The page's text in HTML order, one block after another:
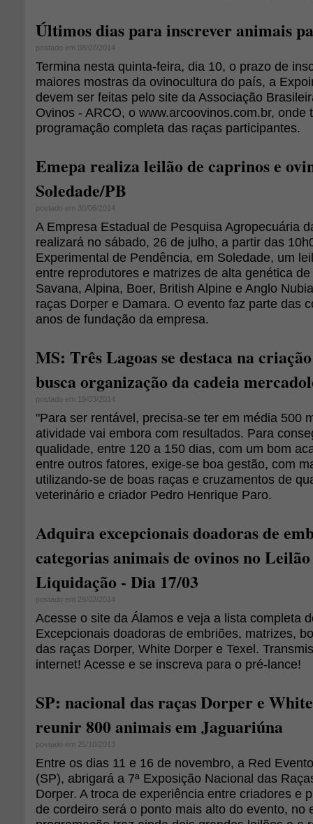
Últimos dias para inscrever animais
postado em 08/07/2014
Termina nesta quinta-feira, dia 10, o prazo de
maiores mostras da ovinocultura do país, a
devem ser feitas pelo site da Associação
Ovinos - ARCO, o www.arcoovinos.com.br, onde
programação completa das raças participantes.
Emepa realiza leilão de caprinos e
Soledade/PB
postado em 30/06/2014
A Empresa Estadual de Pesquisa Agropecuária
realizará no sábado, 26 de julho, a partir das
Experimental de Pendência, em Soledade, um
entre reprodutores e matrizes de alta genética
Savana, Alpina, Boer, British Alpine e Anglo
raças Dorper e Damara. O evento faz parte das
anos de fundação da empresa.
MS: Três Lagoas se destaca na
busca organização da cadeia
postado em 19/03/2014
"Para ser rentável, precisa-se ter em média 500
atividade vai embora com resultados. Para
qualidade, entre 120 a 150 dias, com um bom
entre outros fatores, exige-se boa gestão, com
utilizando-se de boas raças e cruzamentos de
veterinário e criador Pedro Henrique Paro.
Adquira excepcionais doadoras de
categorias animais de ovinos no
Liquidação - Dia 17/03
postado em 26/02/2014
Acesse o site da Álamos e veja a lista completa
Excepcionais doadoras de embriões, matrizes,
das raças Dorper, White Dorper e Texel.
internet! Acesse e se inscreva para o pré-lance!
SP: nacional das raças Dorper e
reunir 800 animais em Jaguariúna
postado em 25/10/2013
Entre os dias 11 e 16 de novembro, a Red
(SP), abrigará a 7ª Exposição Nacional das
Dorper. A troca de experiência entre criadores e
de cordeiro será o ponto mais alto do evento, no